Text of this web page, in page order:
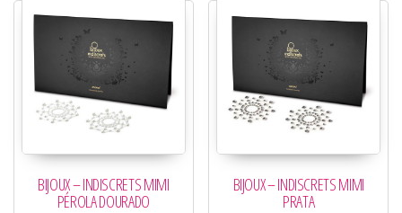
BIJOUX – INDISCRETS MIMI
PÉROLA DOURADO
BIJOUX – INDISCRETS MIMI
PRATA